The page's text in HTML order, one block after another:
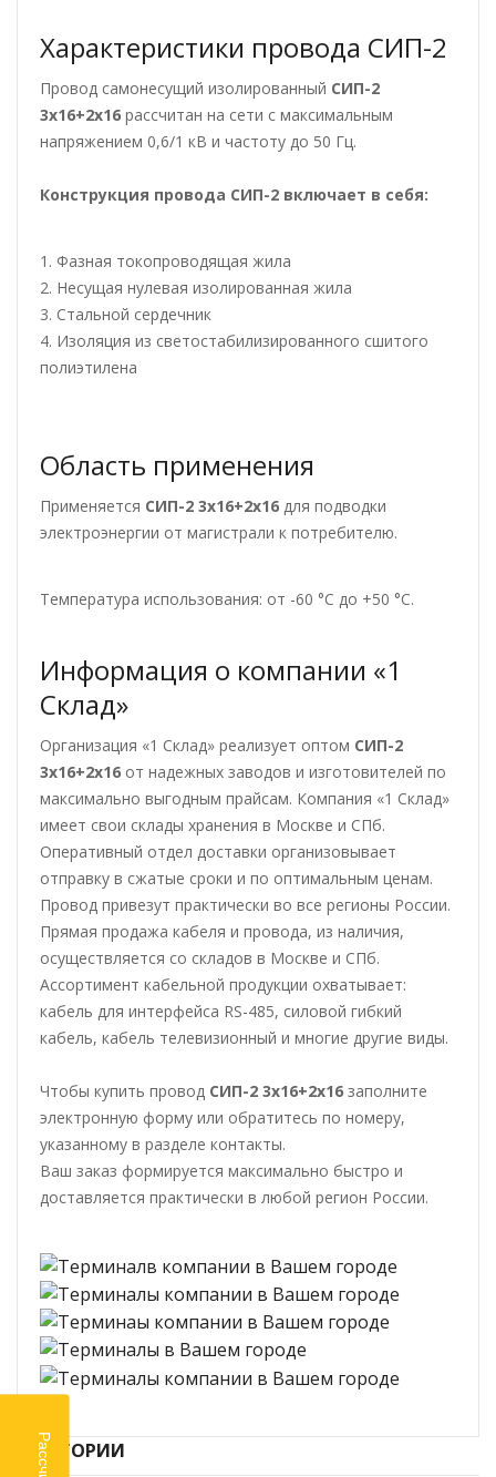
Характеристики провода СИП-2
Провод самонесущий изолированный СИП-2
3х16+2х16 рассчитан на сети с максимальным
напряжением 0,6/1 кВ и частоту до 50 Гц.
Конструкция провода СИП-2 включает в себя:
1. Фазная токопроводящая жила
2. Несущая нулевая изолированная жила
3. Стальной сердечник
4. Изоляция из светостабилизированного сшитого
полиэтилена
Область применения
Применяется СИП-2 3х16+2х16 для подводки
электроэнергии от магистрали к потребителю.
Температура использования: от -60 °С до +50 °С.
Информация о компании «1
Склад»
Организация «1 Склад» реализует оптом СИП-2
3х16+2х16 от надежных заводов и изготовителей по
максимально выгодным прайсам. Компания «1 Склад»
имеет свои склады хранения в Москве и СПб.
Оперативный отдел доставки организовывает
отправку в сжатые сроки и по оптимальным ценам.
Провод привезут практически во все регионы России.
Прямая продажа кабеля и провода, из наличия,
осуществляется со складов в Москве и СПб.
Ассортимент кабельной продукции охватывает:
кабель для интерфейса RS-485, силовой гибкий
кабель, кабель телевизионный и многие другие виды.
Чтобы купить провод СИП-2 3х16+2х16 заполните
электронную форму или обратитесь по номеру,
указанному в разделе контакты.
Ваш заказ формируется максимально быстро и
доставляется практически в любой регион России.
КАТЕГОРИИ